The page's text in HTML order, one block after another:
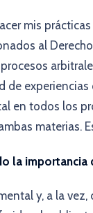
mis
al
de
en todos los
materias.
la
y, a la